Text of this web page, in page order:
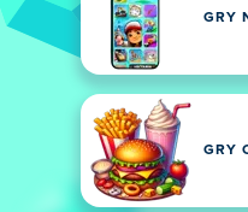
GRY
GRY